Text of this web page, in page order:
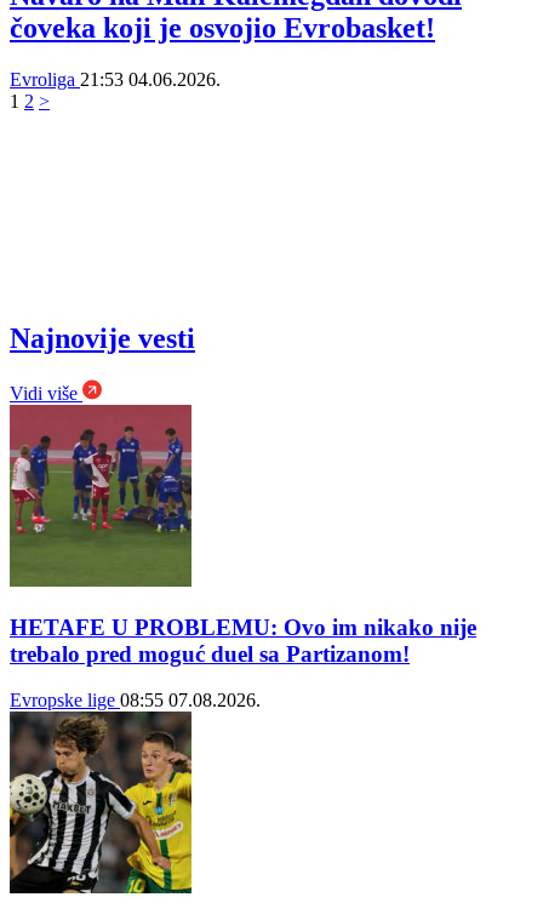
čoveka koji je osvojio Evrobasket!
Evroliga 21:53 04.06.2026.
1 2 >
Najnovije vesti
Vidi više
HETAFE U PROBLEMU: Ovo im nikako nije
trebalo pred moguć duel sa Partizanom!
Evropske lige 08:55 07.08.2026.